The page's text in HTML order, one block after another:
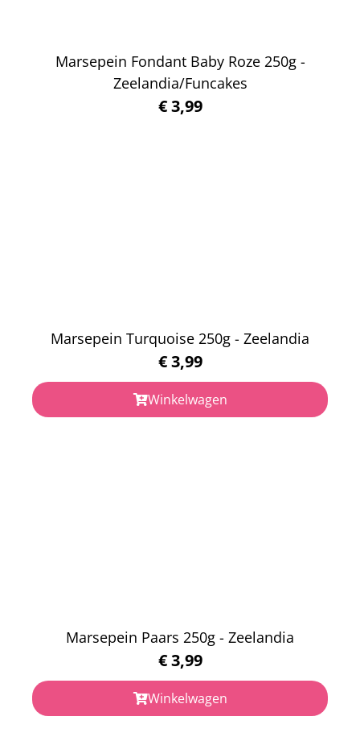
Marsepein Fondant Baby Roze 250g -
Zeelandia/Funcakes
€3,99
Marsepein Turquoise 250g - Zeelandia
€3,99
Winkelwagen
Marsepein Paars 250g - Zeelandia
€3,99
Winkelwagen